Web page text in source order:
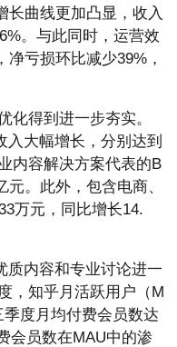
长曲线更加凸显，收入
。与此同时，运营效
亏损环比减少39%，
化得到进一步夯实。
大幅增长，分别达到
内容解决方案代表的B
。此外，包含电商、
万元，同比增长14.
质内容和专业讨论进一
，知乎月活跃用户（M
度月均付费会员数达
会员数在MAU中的渗